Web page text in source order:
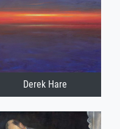
Derek Hare